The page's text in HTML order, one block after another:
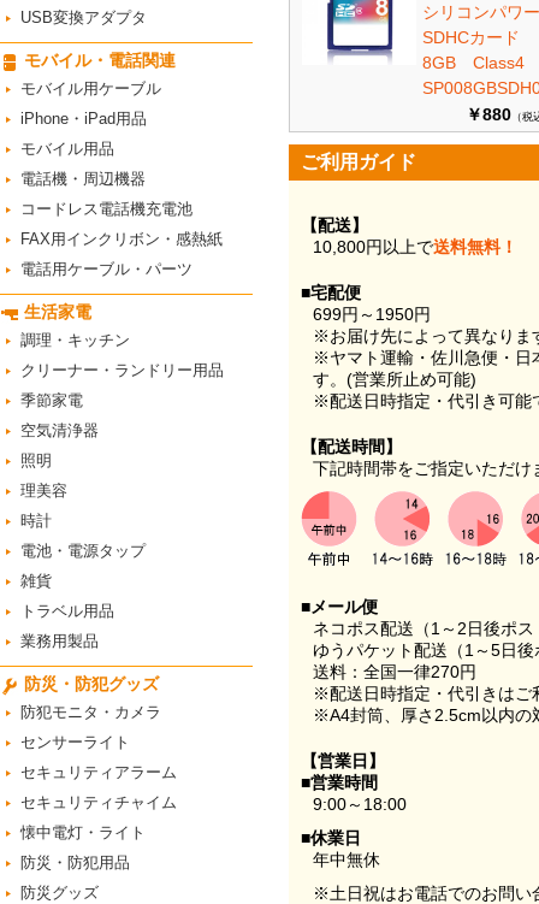
USB変換アダプタ
モバイル・電話関連
モバイル用ケーブル
iPhone・iPad用品
モバイル用品
電話機・周辺機器
コードレス電話機充電池
FAX用インクリボン・感熱紙
電話用ケーブル・パーツ
生活家電
調理・キッチン
クリーナー・ランドリー用品
季節家電
空気清浄器
照明
理美容
時計
電池・電源タップ
雑貨
トラベル用品
業務用製品
防災・防犯グッズ
防犯モニタ・カメラ
センサーライト
セキュリティアラーム
セキュリティチャイム
懐中電灯・ライト
防災・防犯用品
防災グッズ
シリコンパ
SDHCカード
8GB
￥880 （税
ご利用ガイド
【配送】
10,800円以上で送料無料！
■宅配便
699円～1950円
※お届け先によって異なりま
※ヤマト運輸・佐川急便・日
す。(営業所止め可能)
※配送日時指定・代引き可能
【配送時間】
下記時間帯をご指定いただけ
■メール便
ネコポス配送（1～2日後ポ
ゆうパケット配送（1～5日
送料：全国一律270円
※配送日時指定・代引きはご
※A4封筒、厚さ2.5cm以内の
【営業日】
■営業時間
9:00～18:00
■休業日
年中無休
※土日祝はお電話でのお問い